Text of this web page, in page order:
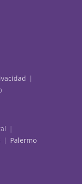
Palermo